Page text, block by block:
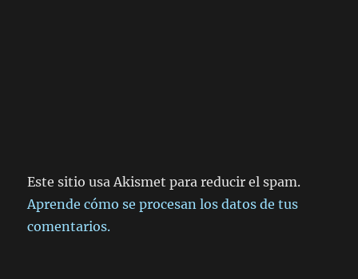
Este sitio usa Akismet para reducir el spam.
Aprende cómo se procesan los datos de tus
comentarios.